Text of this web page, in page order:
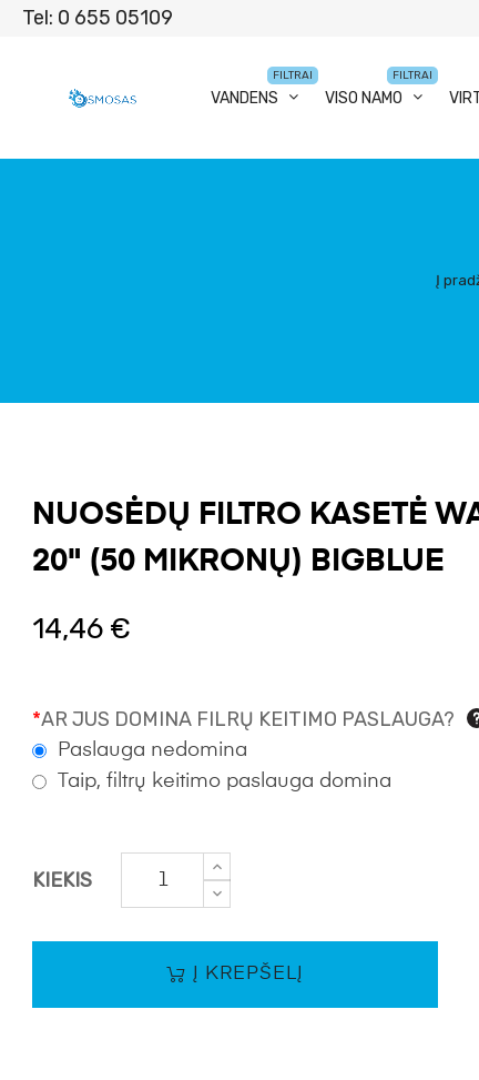
Tel: 0 655 05109
VANDENS
FILTRAI
VISO NAMO
FILTRAI
Į
NUOSĖDŲ FILTRO KASETĖ
20" (50 MIKRONŲ) BIGBLUE
14,46 €
*AR JUS DOMINA FILRŲ KEITIMO PASLAUGA?
Paslauga nedomina
Taip, filtrų keitimo paslauga domina
KIEKIS
Į KREPŠELĮ